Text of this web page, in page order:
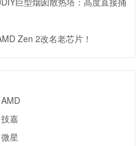
Zen 2改名老芯片！
AMD
技嘉
微星